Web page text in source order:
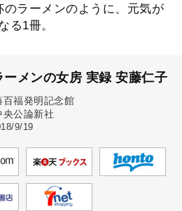
ラーメンのように、元気が
る1冊。
ーメンの女房 実録 安藤仁子
百福発明記念館
央公論新社
9/19